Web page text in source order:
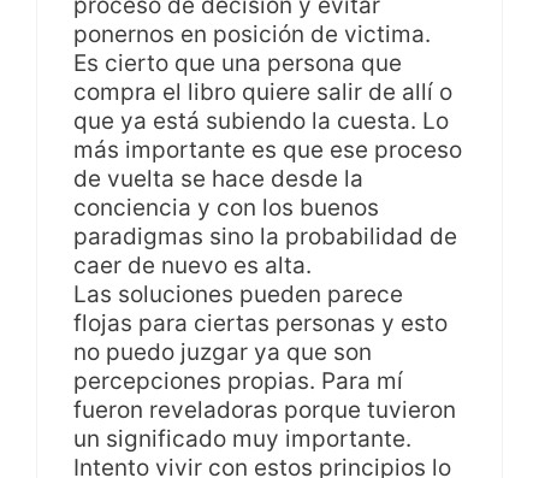
proceso de decisión y evitar
ponernos en posición de victima.
Es cierto que una persona que
compra el libro quiere salir de allí o
que ya está subiendo la cuesta. Lo
más importante es que ese proceso
de vuelta se hace desde la
conciencia y con los buenos
paradigmas sino la probabilidad de
caer de nuevo es alta.
Las soluciones pueden parece
flojas para ciertas personas y esto
no puedo juzgar ya que son
percepciones propias. Para mí
fueron reveladoras porque tuvieron
un significado muy importante.
Intento vivir con estos principios lo